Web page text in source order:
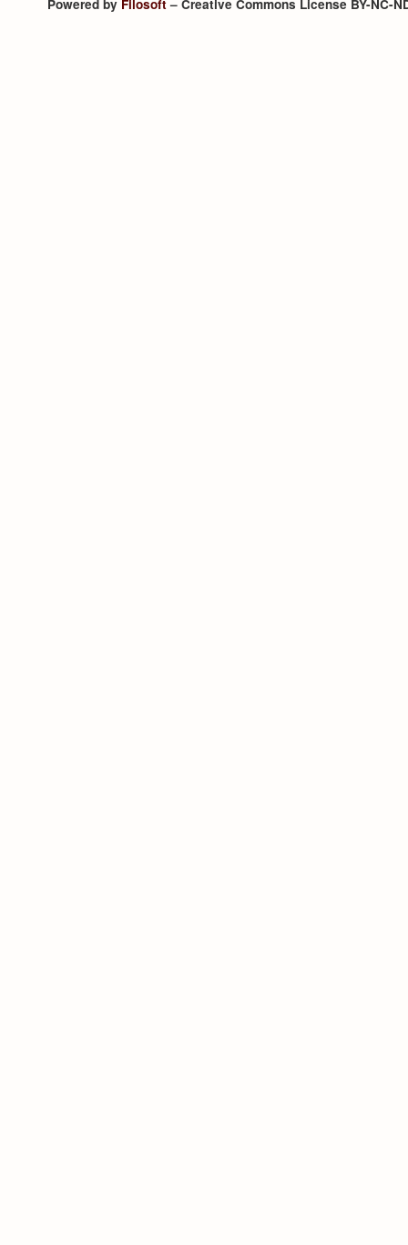
Powered by Filosoft– Creative Commons License BY-NC-